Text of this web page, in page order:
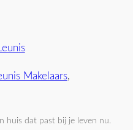
Makelaars
huis dat past bij je leven nu.